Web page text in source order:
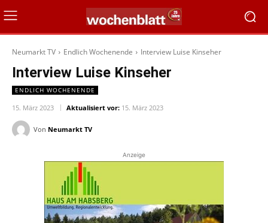
Neumarkt TV Endlich Wochenende Interview Luise Kinseher
Interview Luise Kinseher
ENDLICH WOCHENENDE
15. März 2023 Aktualisiert vor: 15. März 2023
Von Neumarkt TV
Anzeige